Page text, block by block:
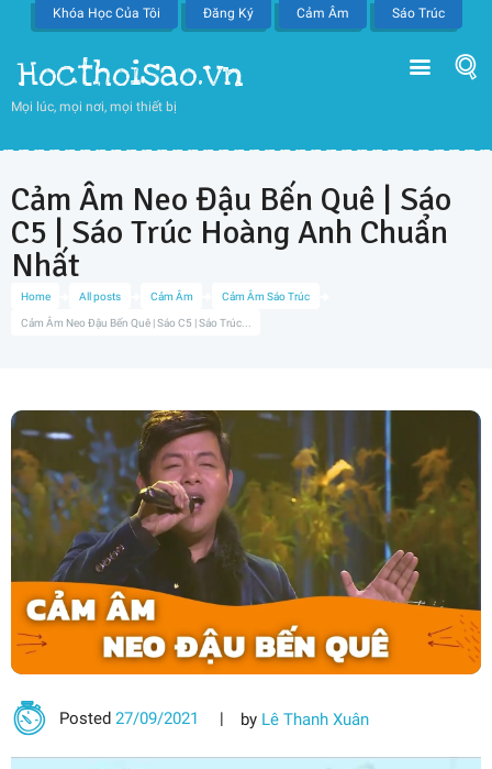
Khóa Học Của Tôi Đăng Ký Cảm Âm Sáo Trúc
Hocthoisao.vn
Mọi lúc, mọi nơi, mọi thiết bị
Home All posts Cảm Âm Cảm Âm Sáo Trúc
Cảm Âm Neo Đậu Bến Quê | Sáo C5 | Sáo Trúc...
Cảm Âm Neo Đậu Bến Quê | Sáo
C5 | Sáo Trúc Hoàng Anh Chuẩn
Nhất
Posted27/09/2021 by Lê Thanh Xuân